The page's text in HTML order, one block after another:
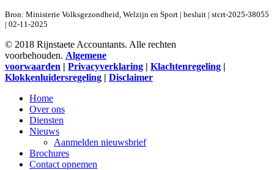
Bron: Ministerie Volksgezondheid, Welzijn en Sport | besluit | stcrt-2025-38055
| 02-11-2025
© 2018 Rijnstaete Accountants. Alle rechten
voorbehouden. Algemene
voorwaarden | Privacyverklaring | Klachtenregeling |
Klokkenluidersregeling | Disclaimer
Close
Menu
Home
Over ons
Diensten
Nieuws
Aanmelden nieuwsbrief
Brochures
Contact opnemen